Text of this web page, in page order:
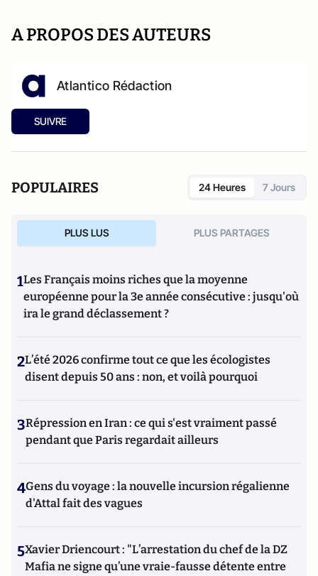
A PROPOS DES AUTEURS
Atlantico Rédaction
SUIVRE
POPULAIRES 24 Heures 7 Jours
PLUS LUS PLUS PARTAGES
1Les Français moins riches que la moyenne
européenne pour la 3e année consécutive : jusqu'où
ira le grand déclassement ?
2L’été 2026 confirme tout ce que les écologistes
disent depuis 50 ans : non, et voilà pourquoi
3Répression en Iran : ce qui s'est vraiment passé
pendant que Paris regardait ailleurs
4Gens du voyage : la nouvelle incursion régalienne
d'Attal fait des vagues
5Xavier Driencourt : "L’arrestation du chef de la DZ
Mafia ne signe qu’une vraie-fausse détente entre